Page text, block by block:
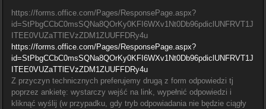
https://forms.office.com/Pages/ResponsePage.aspx?
id=StPbgCCbC0msSQNa8QOrKy0KFI6WXv1Nt0Db96pdiclUNFRVT1J
ITEE0VUZaTTlEVzZDM1ZUUFFDRy4u
https://forms.office.com/Pages/ResponsePage.aspx?
id=StPbgCCbC0msSQNa8QOrKy0KFI6WXv1Nt0Db96pdiclUNFRVT1J
ITEE0VUZaTTlEVzZDM1ZUUFFDRy4u
Z przyczyn technicznych preferujemy drugą z form odpowiedzi tj
poprzez ankietę: wystarczy wejść na link, wypełnić odpowiedzi i
kliknąć wyślij (w przypadku, gdy tryb odpowiadania nie będzie ciągły